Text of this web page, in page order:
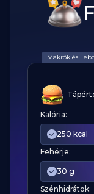
Makrók és
Kalória:
250 kcal
Fehérje:
30 g
Szénhidrátok: